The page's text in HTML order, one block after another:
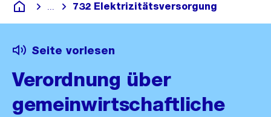
Deutsch
Blende alle Breadcrumbs ein
732 Elektrizitätsversorgung
Seite vorlesen
Verordnung über
gemeinwirtschaftliche